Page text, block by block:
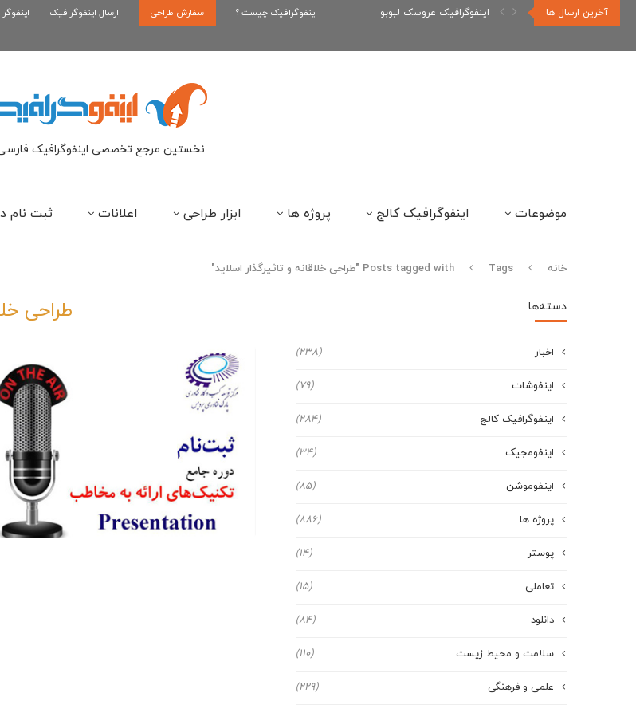
آخرین ارسال ها اینفوگرافیک عروسک لبوبو اینفوگرافیک رپر های فارسی نسل... اینفوگرافیک چیست ؟ سفارش طراحی ارسال اینفوگرافیک
نخستین مرجع تخصصی اینفوگرافیک
موضوعات اینفوگرافیک کالج پروژه ها ابزار طراحی اعلانات ثبت نام
خانه Tags Posts tagged with "طراحی خلاقانه و تاثیرگذار اسلاید"
طراحی دسته‌ها
اخبار (238)
اینفوشات (79)
اینفوگرافیک کالج (284)
اینفومجیک (34)
اینفوموشن (85)
پروژه ها (886)
پوستر (14)
تعاملی (15)
دانلود (84)
سلامت و محیط زیست (110)
علمی و فرهنگی (229)